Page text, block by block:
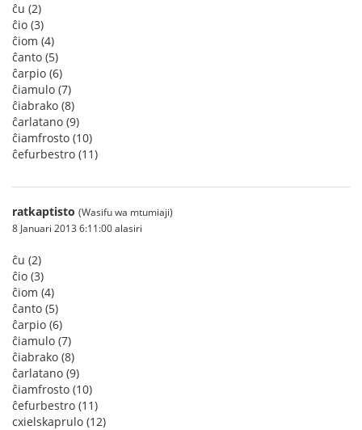
ĉu (2)
ĉio (3)
ĉiom (4)
ĉanto (5)
ĉarpio (6)
ĉiamulo (7)
ĉiabrako (8)
ĉarlatano (9)
ĉiamfrosto (10)
ĉefurbestro (11)
ratkaptisto (Wasifu wa mtumiaji)
8 Januari 2013 6:11:00 alasiri
ĉu (2)
ĉio (3)
ĉiom (4)
ĉanto (5)
ĉarpio (6)
ĉiamulo (7)
ĉiabrako (8)
ĉarlatano (9)
ĉiamfrosto (10)
ĉefurbestro (11)
cxielskaprulo (12)